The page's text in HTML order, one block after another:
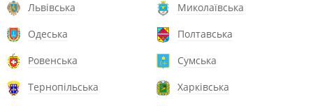
Львівська
Миколаївська
Одеська
Полтавська
Ровенська
Сумська
Тернопільська
Харківська